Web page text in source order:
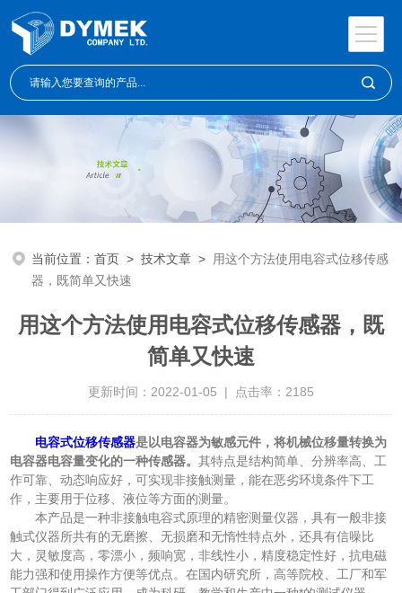
当前位置：首页 >技术文章 >
用这个方法使用电容式位移传感
器，既简单又快速
用这个方法使用电容式位移传感器，既
简单又快速
更新时间：2022-01-05 | 点击率：2185
电容式位移传感器是以电容器为敏感元件，将机械位移量转换为
电容器电容量变化的一种传感器。其特点是结构简单、分辨率高、工
作可靠、动态响应好，可实现非接触测量，能在恶劣环境条件下工
作，主要用于位移、液位等方面的测量。
本产品是一种非接触电容式原理的精密测量仪器，具有一般非接
触式仪器所共有的无磨擦、无损磨和无惰性特点外，还具有信噪比
大，灵敏度高，零漂小，频响宽，非线性小，精度稳定性好，抗电磁
能力强和使用操作方便等优点。在国内研究所，高等院校、工厂和军